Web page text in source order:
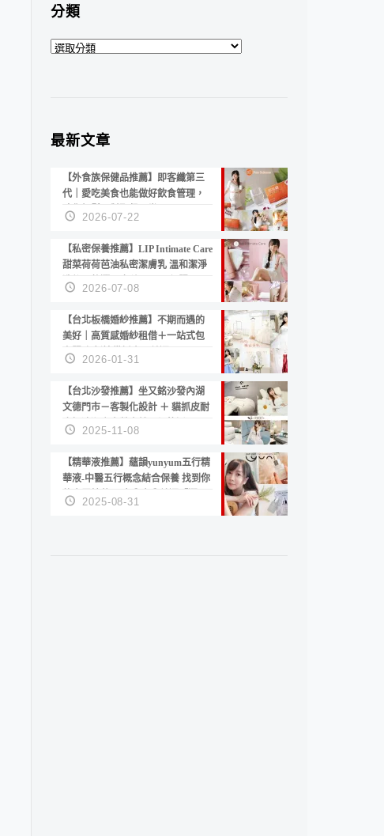
分類
分
最新文章
【外食族保健品推薦】即客纖第三
代｜愛吃美食也能做好飲食管理，
陪你輕鬆面對聚餐日常！
2026-07-22
【私密保養推薦】LIP Intimate Care
甜菜荷荷芭油私密潔膚乳 溫和潔淨
洗後不乾澀 不起泡反而更舒服！
2026-07-08
【台北板橋婚紗推薦】不期而遇的
美好｜高質感婚紗租借＋一站式包
套服務 新娘備婚省心首選！
2026-01-31
【台北沙發推薦】坐又銘沙發內湖
文德門市－客製化設計 ＋ 貓抓皮耐
磨好清潔｜直營直銷、價格透明
高CP值打造夢想居家風格
2025-11-08
【精華液推薦】蘊韻yunyum五行精
華液-中醫五行概念結合保養 找到你
的專屬精華！ 水㊀土㊀就選「潤・
賦精華」維持肌膚剛剛好的平衡
2025-08-31